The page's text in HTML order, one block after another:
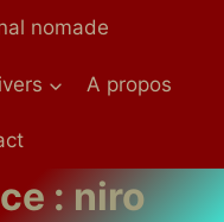
nomade
A propos
: niro